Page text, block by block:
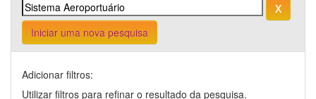
Iniciar uma nova pesquisa
Adicionar filtros:
Utilizar filtros para refinar o resultado da pesquisa.